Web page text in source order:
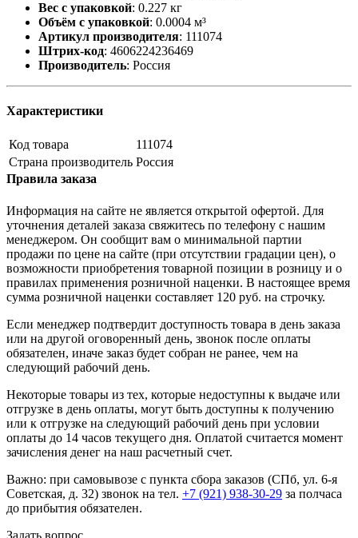
Вес с упаковкой: 0.227 кг
Объём с упаковкой: 0.0004 м³
Артикул производителя: 111074
Штрих-код: 4606224236469
Производитель: Россия
Характеристики
Код товара
111074
Страна производитель Россия
Правила заказа
Информация на сайте не является открытой офертой. Для
уточнения деталей заказа свяжитесь по телефону с нашим
менеджером. Он сообщит вам о минимальной партии
продажи по цене на сайте (при отсутствии градации цен), о
возможности приобретения товарной позиции в розницу и о
правилах применения розничной наценки. В настоящее время
сумма розничной наценки составляет 120 руб. на строчку.
Если менеджер подтвердит доступность товара в день заказа
или на другой оговоренный день, звонок после оплаты
обязателен, иначе заказ будет собран не ранее, чем на
следующий рабочий день.
Некоторые товары из тех, которые недоступны к выдаче или
отгрузке в день оплаты, могут быть доступны к получению
или к отгрузке на следующий рабочий день при условии
оплаты до 14 часов текущего дня. Оплатой считается момент
зачисления денег на наш расчетный счет.
Важно: при самовывозе с пункта сборa заказов (СПб, ул. 6-я
Советская, д. 32) звонок на тел. +7 (921) 938-30-29 за полчаса
до прибытия обязателен.
Задать вопрос